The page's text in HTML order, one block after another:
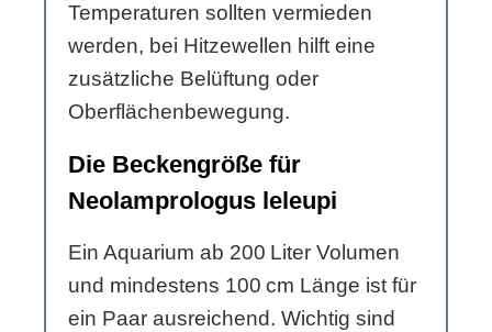
Temperaturen sollten vermieden
werden, bei Hitzewellen hilft eine
zusätzliche Belüftung oder
Oberflächenbewegung.
Die Beckengröße für
Neolamprologus leleupi
Ein Aquarium ab 200 Liter Volumen
und mindestens 100 cm Länge ist für
ein Paar ausreichend. Wichtig sind